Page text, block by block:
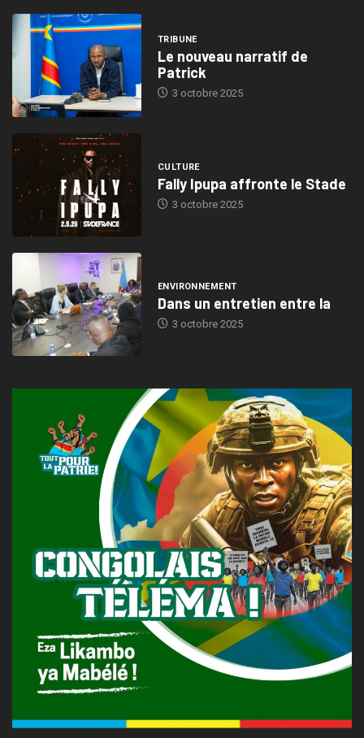
TRIBUNE
Le nouveau narratif de
Patrick
3 octobre 2025
CULTURE
Fally Ipupa affronte le Stade
3 octobre 2025
ENVIRONNEMENT
Dans un entretien entre la
3 octobre 2025